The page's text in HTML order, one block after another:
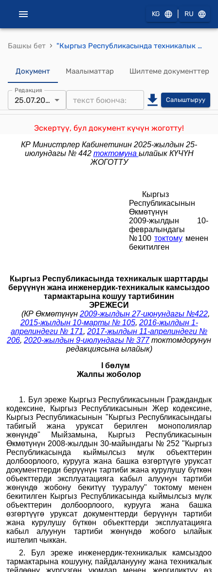
KG RU
Башкы бет › "Кыргыз Республикасында техникалык шарттарды берүүнүн жана инженердик-техникалык камсыздоо тармактарына кошуу тартибинин" эрежеси (Кыргыз Республикасынын Өкмөтүнүн 2009-жылдын 10-февралындагы №100 токтому менен бекитилген)
Документ Маалыматтар Шилтеме документтер
Редакция
25.07.2025 Салыштыруу
Эскертүү, бул документ күчүн жоготту!